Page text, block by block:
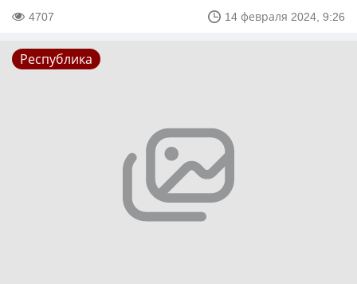
4707 14 февраля 2024, 9:26
Республика